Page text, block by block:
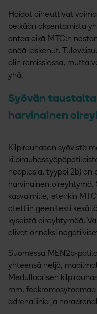
Hoidot aiheuttivat
pelkään oksentamista
antaa eikä MTC:n
enää laskenut.
olin remissiossa, mutta
yhä.
Syövän
harvinainen
Kilpirauhasen syövistä
neoplasia, tyyppi 2b)
harvinainen
kasvaimille, etenkin
otettiin geenitesti
kyseistä oireyhtymää.
olivat onneksi
Suomessa MEN2b-
yhteensä neljä,
Medullaarisen
mm.
adrenaliinia ja